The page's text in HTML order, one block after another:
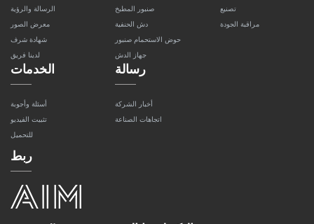
الرسالة والرؤية
معرض الصور
شهادة شرف
لدينا فريق
صنبور المطبخ
دش الحنفية
حوض الاستحمام صنبور
جهاز الدش
تصنيع
مراقبة الجودة
الخدمات
أسئلة وأجوبة
تثبيت الفيديو
للتحميل
رسالة
أخبار الشركة
اتجاهات الصناعة
ربط